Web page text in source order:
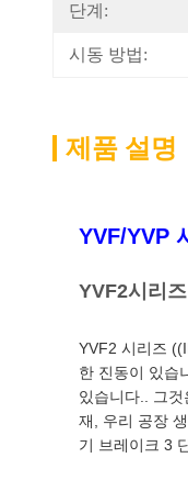
단계:
시동 방법:
제품 설명
YVF/YVP
YVF2시리
YVF2 시리즈
한 진동이 있습
있습니다.. 그
재, 우리 공장
기 브레이크 3